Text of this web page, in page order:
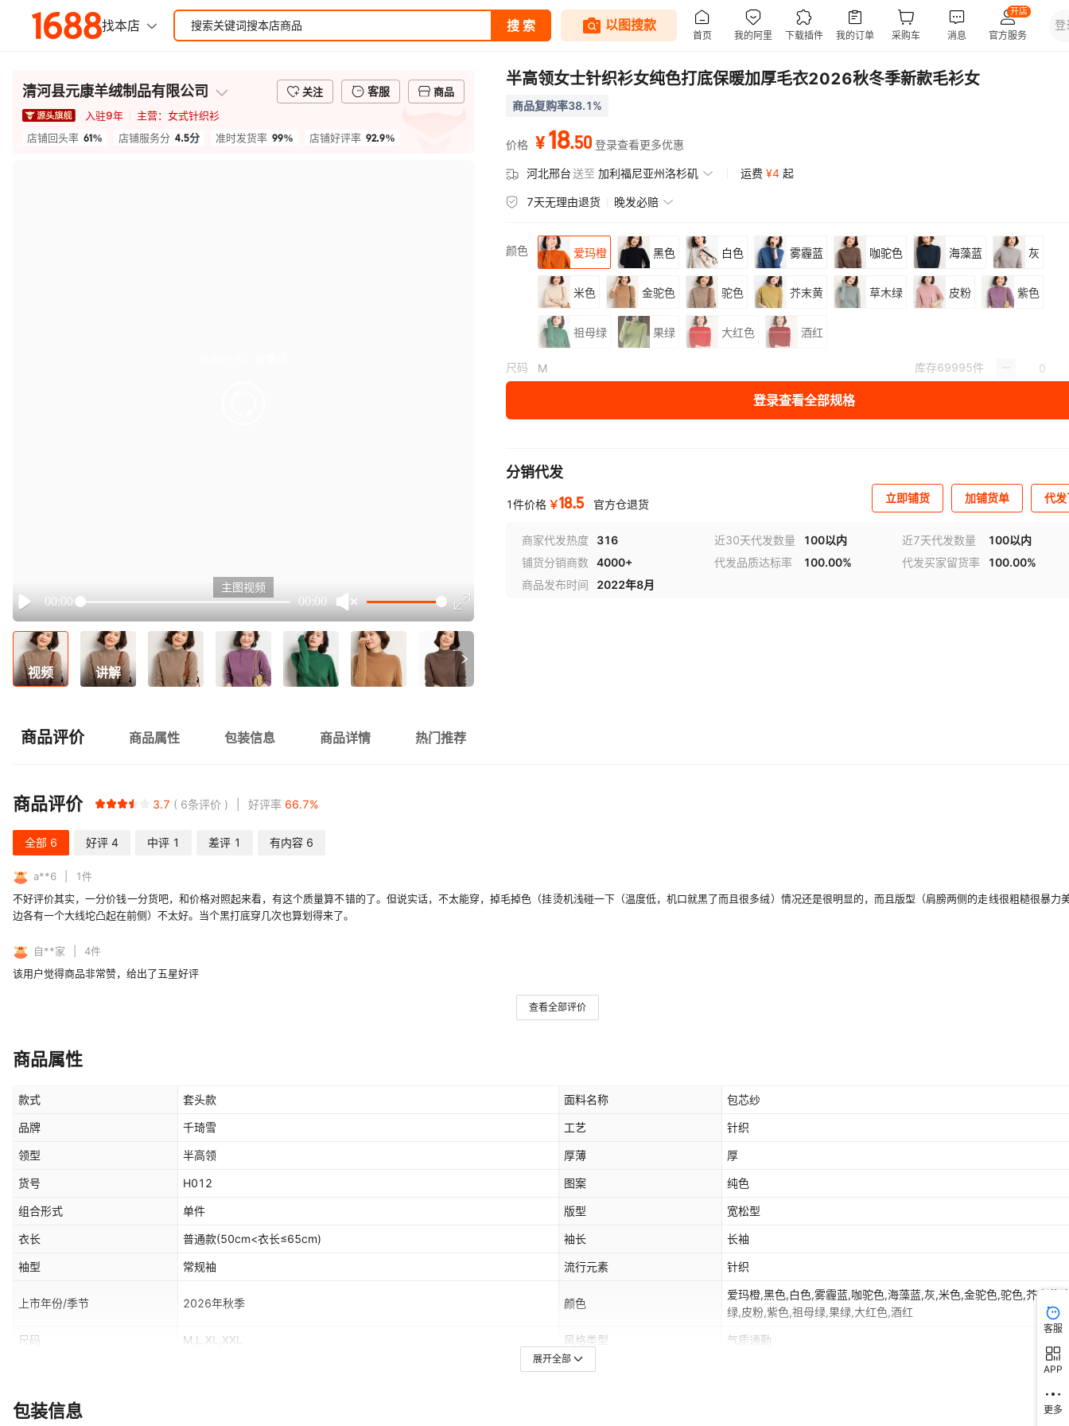
清河县元康羊绒制品有限公司 关注 客服
商品
入驻9年 主营：女式针织衫
店铺回头率 61% 店铺服务分 4.5分 准时发货率 99% 店铺好评率 92.9%
Play
00:00 00:00
主图视频
视频 讲解
半高领女士针织衫女纯色打底保暖加厚毛衣2026秋冬季新款毛衫女
商品复购率38.1%
价格 ¥18.50 登录查看更多优惠
河北邢台送至 加利福尼亚州洛杉矶 运费 ¥4 起
7天无理由退货 晚发必赔
颜色 爱玛橙 黑色 白色 雾霾蓝 咖驼色 海藻蓝 灰
米色 金驼色 驼色 芥末黄 草木绿 皮粉 紫色
祖母绿 果绿 大红色 酒红
尺码 M 库存69995件
XXL
登录查看全部规格
分销代发
1件价格 ￥18.5 官方仓退货 立即铺货 加铺货单 代
商家代发热度 316 近30天代发数量 100以内 近7天代发数量
100以内
铺货分销商数 4000+ 代发品质达标率 100.00% 代发买家留货率
100.00%
商品发布时间
2022年8月
商品评价 商品属性 包装信息 商品详情 热门推荐
商品评价 3.7 6条评价 好评率 66.7%
全部 6 好评 4 中评 1 差评 1 有内容 6
a**6 1件
不好评价其实，一分价钱一分货吧，和价格对照起来看，有这个质量算不错的了。但说实话，不太能穿，掉毛掉色（挂烫机浅碰一下（温度低，机口就黑了而且很多绒）情况还是很明显的，而且版型（肩膀两侧的走线很粗糙很暴力
边各有一个大线坨凸起在前侧）不太好。当个黑打底穿几次也算划得来了。
自**家 4件
该用户觉得商品非常赞，给出了五星好评
查看全部评价
商品属性
款式 套头款 面料名称 包芯纱
品牌 千琦雪 工艺 针织
领型 半高领 厚薄 厚
货号 H012 图案 纯色
组合形式 单件 版型 宽松型
衣长 普通款(50cm<衣长≤65cm) 袖长 长袖
袖型 常规袖 流行元素 针织
上市年份/季节 2026年秋季 颜色
爱玛橙,黑色,白色,雾霾蓝,咖驼色,海藻蓝,灰,米色,金驼色,驼色,芥末黄,
绿,皮粉,紫色,祖母绿,果绿,大红色,酒红
尺码 M,L,XL,XXL 风格类型 气质通勤
门襟
是否跨境货源
展开全部
包装信息
客服
APP
更多